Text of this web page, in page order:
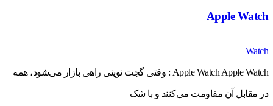
Apple Watch
Watch
Apple Watch Apple Watch : وقتی گجت نوینی راهی بازار می‌شود، همه
در مقابل آن مقاومت می‌کنند و با شک